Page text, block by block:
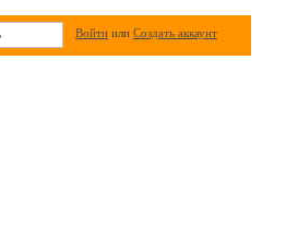
Войти или Создать аккаунт